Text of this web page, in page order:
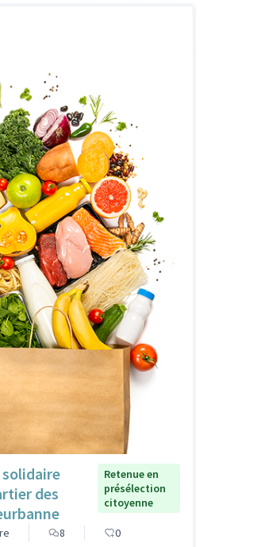
des
Retenue en
présélection
citoyenne
8 0